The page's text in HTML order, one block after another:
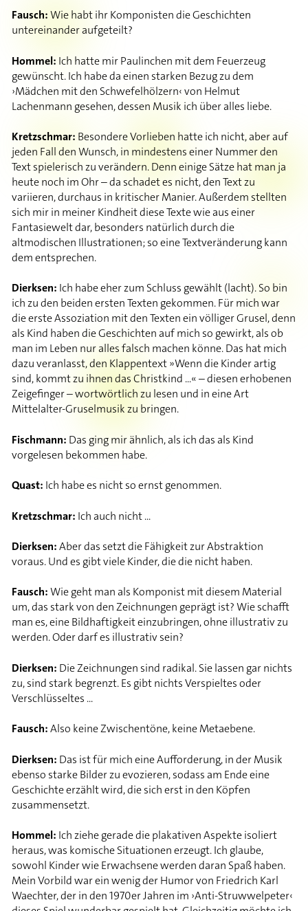
Fausch:Wie habt ihr Komponisten die Geschichten
untereinander aufgeteilt?
Hommel: Ich hatte mir Paulinchen mit dem Feuerzeug
gewünscht. Ich habe da einen starken Bezug zu dem
›Mädchen mit den Schwefelhölzern‹ von Helmut
Lachenmann gesehen, dessen Musik ich über alles liebe.
Kretzschmar: Besondere Vorlieben hatte ich nicht, aber auf
jeden Fall den Wunsch, in mindestens einer Nummer den
Text spielerisch zu verändern. Denn einige Sätze hat man ja
heute noch im Ohr – da schadet es nicht, den Text zu
variieren, durchaus in kritischer Manier. Außerdem stellten
sich mir in meiner Kindheit diese Texte wie aus einer
Fantasiewelt dar, besonders natürlich durch die
altmodischen Illustrationen; so eine Textveränderung kann
dem entsprechen.
Dierksen: Ich habe eher zum Schluss gewählt (lacht). So bin
ich zu den beiden ersten Texten gekommen. Für mich war
die erste Assoziation mit den Texten ein völliger Grusel, denn
als Kind haben die Geschichten auf mich so gewirkt, als ob
man im Leben nur alles falsch machen könne. Das hat mich
dazu veranlasst, den Klappentext »Wenn die Kinder artig
sind, kommt zu ihnen das Christkind ...« – diesen erhobenen
Zeigefinger – wortwörtlich zu lesen und in eine Art
Mittelalter-Gruselmusik zu bringen.
Fischmann: Das ging mir ähnlich, als ich das als Kind
vorgelesen bekommen habe.
Quast: Ich habe es nicht so ernst genommen.
Kretzschmar: Ich auch nicht ...
Dierksen:Aber das setzt die Fähigkeit zur Abstraktion
voraus. Und es gibt viele Kinder, die die nicht haben.
Fausch:Wie geht man als Komponist mit diesem Material
um, das stark von den Zeichnungen geprägt ist? Wie schafft
man es, eine Bildhaftigkeit einzubringen, ohne illustrativ zu
werden. Oder darf es illustrativ sein?
Dierksen: Die Zeichnungen sind radikal. Sie lassen gar nichts
zu, sind stark begrenzt. Es gibt nichts Verspieltes oder
Verschlüsseltes ...
Fausch:Also keine Zwischentöne, keine Metaebene.
Dierksen: Das ist für mich eine Aufforderung, in der Musik
ebenso starke Bilder zu evozieren, sodass am Ende eine
Geschichte erzählt wird, die sich erst in den Köpfen
zusammensetzt.
Hommel: Ich ziehe gerade die plakativen Aspekte isoliert
heraus, was komische Situationen erzeugt. Ich glaube,
sowohl Kinder wie Erwachsene werden daran Spaß haben.
Mein Vorbild war ein wenig der Humor von Friedrich Karl
Waechter, der in den 1970er Jahren im ›Anti-Struwwelpeter‹